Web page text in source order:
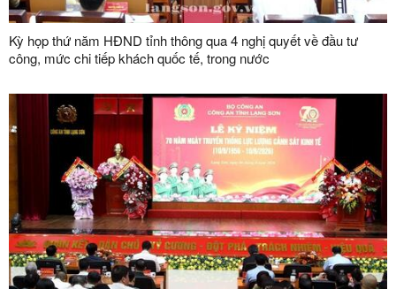
Kỳ họp thứ năm HĐND tỉnh thông qua 4 nghị quyết về đầu tư
công, mức chi tiếp khách quốc tế, trong nước